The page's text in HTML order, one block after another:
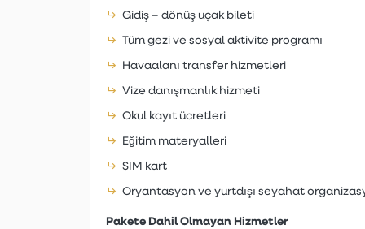
Gidiş – dönüş uçak bileti
Tüm gezi ve sosyal aktivite programı
Havaalanı transfer hizmetleri
Vize danışmanlık hizmeti
Okul kayıt ücretleri
Eğitim materyalleri
SIM kart
Oryantasyon ve yurtdışı seyahat
Pakete Dahil Olmayan Hizmetler